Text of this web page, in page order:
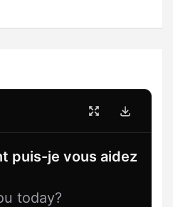
puis-je vous aidez
today?